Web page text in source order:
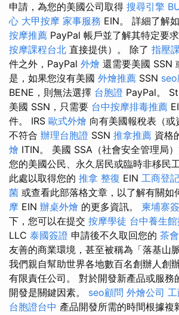
申請，為您的美國公司取得 搜尋引擎
心 大甲按摩 家事服務 EIN。 詳細了解
按摩推薦 PayPal 帳戶並了解其特定要
按摩課程台北 直接提供）。 除了 指壓
件之外，PayPal 外燴 還需要美國 SSN
是，如果您沒有美國 外燴推薦 SSN
BENE，則無法選擇 台胞證 PayPal。
美國 SSN，只需要 台中按摩排毒推薦
件。 IRS 歐式外燴 向有美國報稅表（或
不符合 辦理台胞證 SSN 推拿推薦 資格
燴 ITIN。 美國 SSA（社會安全管理局
您的美國公民、永久居民或臨時非移民
此處以取得您的 推拿 整復 EIN 工商登記
菌 或查看此部落格文章，以了解有關如
摩 EIN 辦桌外燴 的更多資訊。 柬埔寨
下，您可以在提交 按摩學徒 台中養生
LLC 泰國簽證 申請後不久取回您的 茶
友善的商業環境，甚至被稱為「落基山
我們親自幫助世界各地數百名創辦人創
有限責任公司。 對於開發新產品或服務
開發是關鍵因素。 seo顧問 外燴公司
台胞證台中 產品開發所需的時間根據複